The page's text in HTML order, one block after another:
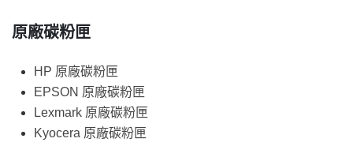
原廠碳粉匣
HP 原廠碳粉匣
EPSON 原廠碳粉匣
Lexmark 原廠碳粉匣
Kyocera 原廠碳粉匣